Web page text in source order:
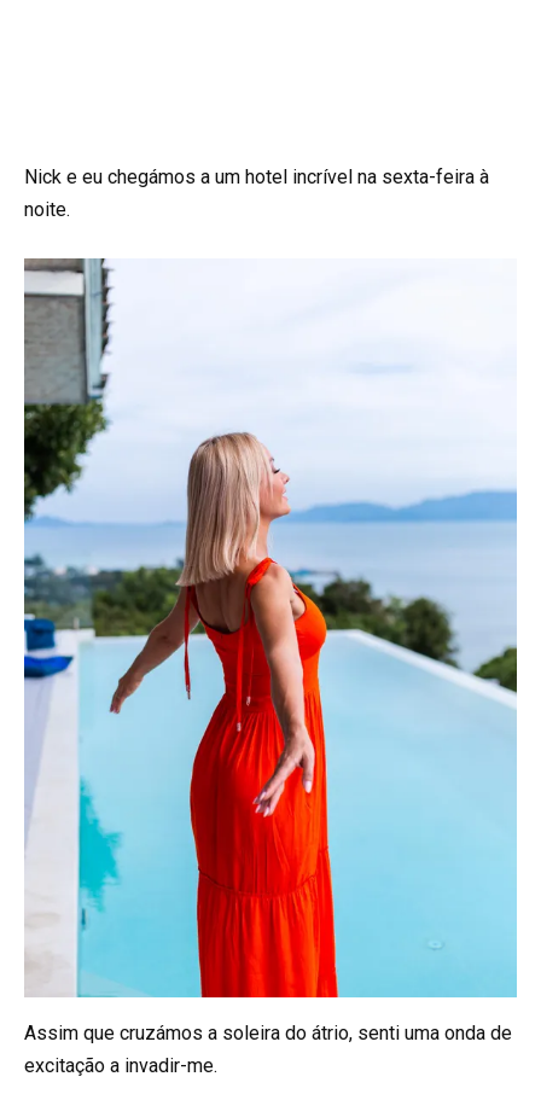
Nick e eu chegámos a um hotel incrível na sexta-feira à
noite.
Assim que cruzámos a soleira do átrio, senti uma onda de
excitação a invadir-me.